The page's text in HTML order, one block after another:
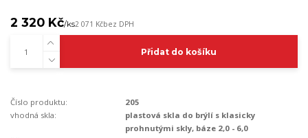
2 320 Kč/ks2 071 Kčbez DPH
Přidat do košíku
Číslo produktu:
205
vhodná skla:
plastová skla do brýlí s klasicky
prohnutými skly, báze 2,0 - 6,0